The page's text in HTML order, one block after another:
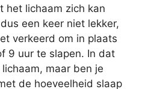
het lichaam zich kan
een keer niet lekker,
verkeerd om in plaats
9 uur te slapen. In dat
maar ben je
de hoeveelheid slaap